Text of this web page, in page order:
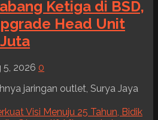
Ketiga di BSD,
Head Unit
5, 2026 0
jaringan outlet, Surya Jaya